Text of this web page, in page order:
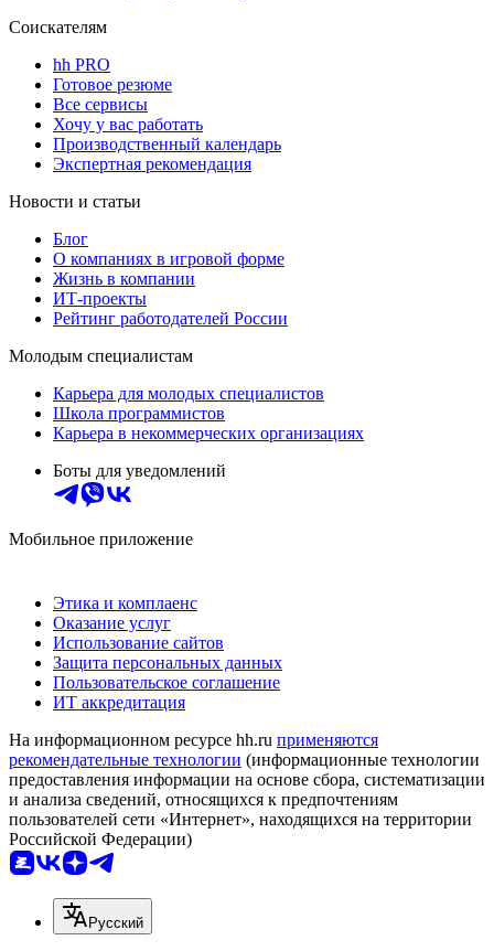
Соискателям
hh PRO
Готовое резюме
Все сервисы
Хочу у вас работать
Производственный календарь
Экспертная рекомендация
Новости и статьи
Блог
О компаниях в игровой форме
Жизнь в компании
ИТ-проекты
Рейтинг работодателей России
Молодым специалистам
Карьера для молодых специалистов
Школа программистов
Карьера в некоммерческих организациях
Боты для уведомлений
Мобильное приложение
Этика и комплаенс
Оказание услуг
Использование сайтов
Защита персональных данных
Пользовательское соглашение
ИТ аккредитация
На информационном ресурсе hh.ru применяются
рекомендательные технологии (информационные технологии
предоставления информации на основе сбора, систематизации
и анализа сведений, относящихся к предпочтениям
пользователей сети «Интернет», находящихся на территории
Российской Федерации)
Русский